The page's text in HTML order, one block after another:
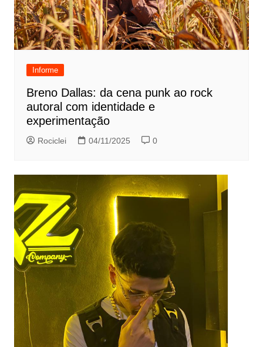
Informe
Breno Dallas: da cena punk ao rock
autoral com identidade e
experimentação
Rociclei 04/11/2025 0